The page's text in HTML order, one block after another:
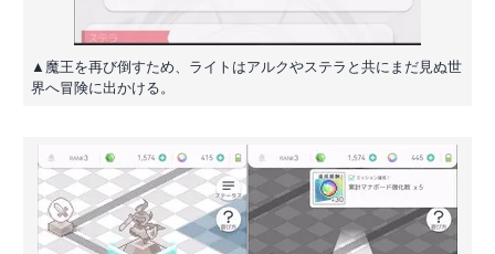
▲魔王を再び倒すため、ライトはアルクやステラと共にまだ見ぬ世
界へ冒険に出かける。